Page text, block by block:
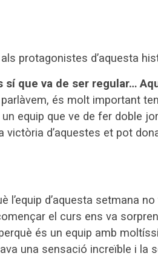
protagonistes d’aquesta
sí que va de ser regular…
és molt important
equip que ve de fer doble
victòria d’aquestes et pot
l’equip d’aquesta setmana
el curs ens va
és un equip amb
una sensació increïble i la